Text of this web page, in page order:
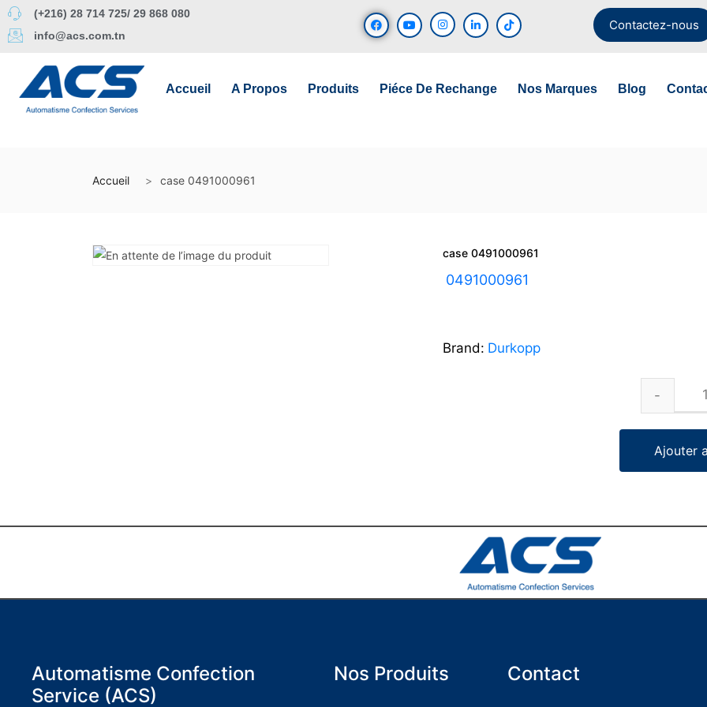
(+216) 28 714 725/ 29 868 080
info@acs.com.tn
Contactez-nous
Accueil A Propos Produits Piéce De Rechange Nos Marques Blog
Accueil case 0491000961
case 0491000961
0491000961
Brand: Durkopp
Ajouter
Automatisme Confection
Service (ACS)
Nos Produits Contact